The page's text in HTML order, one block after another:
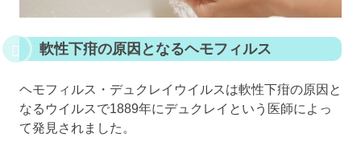
軟性下疳の原因となるヘモフィルス
ヘモフィルス・デュクレイウイルスは軟性下疳の原因と
なるウイルスで1889年にデュクレイという医師によっ
て発見されました。